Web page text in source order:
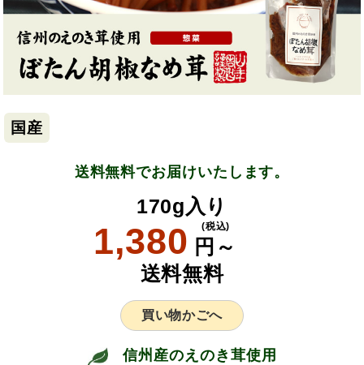
国産
送料無料でお届けいたします。
170g入り
1,380 円～
(税込)
送料無料
買い物かごへ
信州産のえのき茸使用